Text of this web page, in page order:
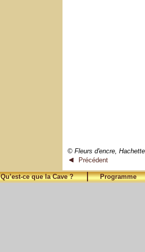
© Fleurs d'encre,
Précédent
Qu’est-ce que la Cave ? Programme